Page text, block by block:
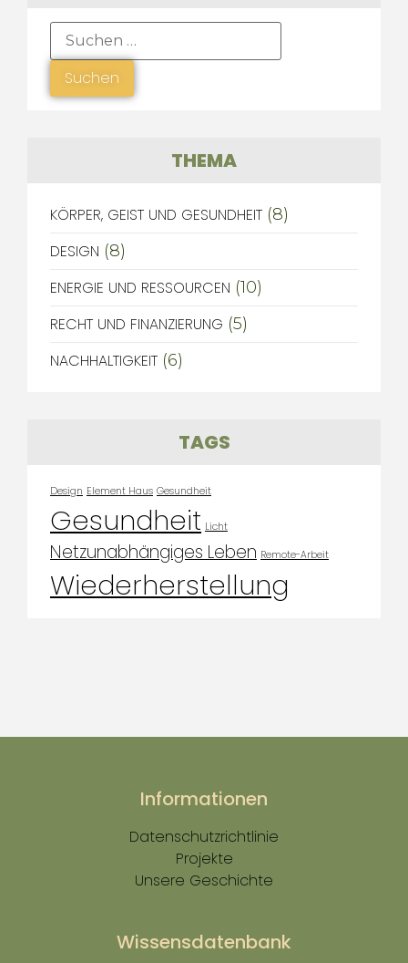
THEMA
KÖRPER, GEIST UND GESUNDHEIT (8)
DESIGN (8)
ENERGIE UND RESSOURCEN (10)
RECHT UND FINANZIERUNG (5)
NACHHALTIGKEIT (6)
TAGS
Design Element Haus Gesundheit
Gesundheit Licht
Netzunabhängiges Leben Remote-Arbeit
Wiederherstellung
Informationen
Datenschutzrichtlinie
Projekte
Unsere Geschichte
Wissensdatenbank